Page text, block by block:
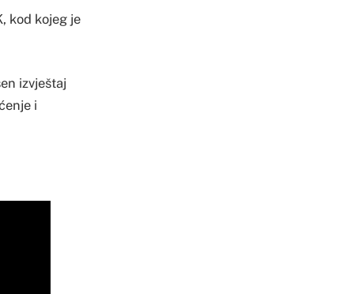
kod kojeg je
izvještaj
i